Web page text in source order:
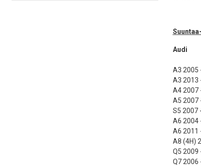
Audi
A3 2005
A3 2013
A4 2007
A5 2007
S5 2007 -
A6 2004
A6 2011
A8 (4H)
Q5 2009
Q7 2006